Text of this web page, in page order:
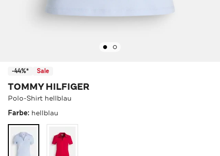
-44%* Sale
TOMMY HILFIGER
Polo-Shirt hellblau
Farbe: hellblau